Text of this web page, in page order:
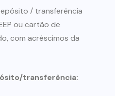
/ transferência
ou cartão de
com acréscimos da
transferência: